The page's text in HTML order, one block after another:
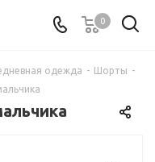
0
одежда - Шорты -